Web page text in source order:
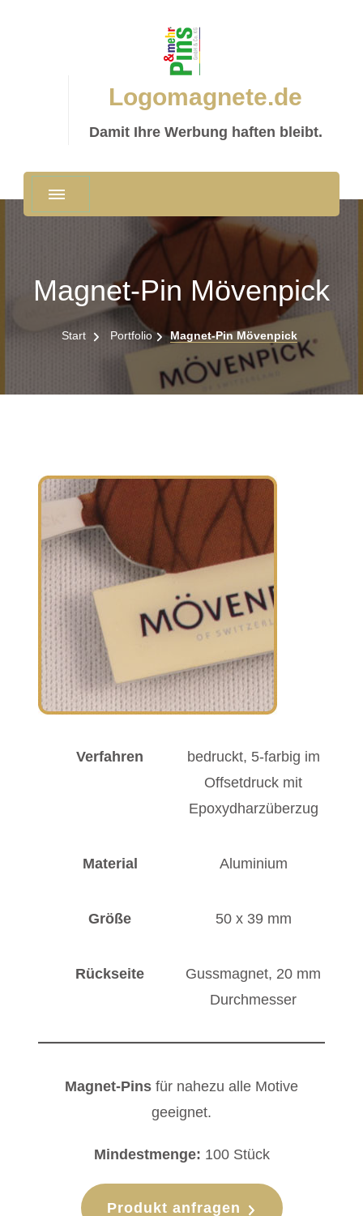
Logomagnete.de
Damit Ihre Werbung haften bleibt.
Magnet-Pin Mövenpick
Start Portfolio Magnet-Pin Mövenpick
Verfahren
bedruckt, 5-farbig im
Offsetdruck mit
Epoxydharzüberzug
Material Aluminium
Größe 50 x 39 mm
Rückseite
Gussmagnet, 20 mm
Durchmesser
Magnet-Pins für nahezu alle Motive
geeignet.
Mindestmenge: 100 Stück
Produkt anfragen